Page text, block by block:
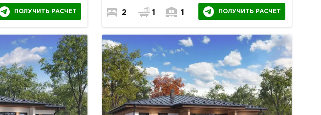
ПОЛУЧИТЬ РАСЧЕТ 2 1 1 ПОЛУЧИТЬ РАСЧЕТ